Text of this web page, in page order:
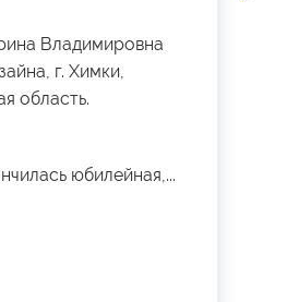
Владимировна
г. Химки,
область.
юбилейная,...